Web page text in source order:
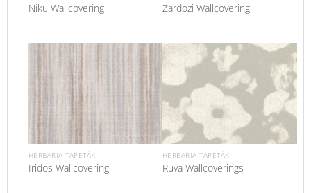
Niku Wallcovering Zardozi Wallcovering
HERBARIA TAPÉTÁK
Iridos Wallcovering
HERBARIA TAPÉTÁK
Ruva Wallcoverings